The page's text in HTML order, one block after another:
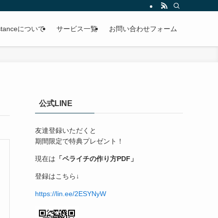
について サービス一覧 お問い合わせフォーム
公式LINE
友達登録いただくと
期間限定で特典プレゼント！
現在は 「ペライチの作り方PDF」
登録はこちら↓
https://lin.ee/2ESYNyW